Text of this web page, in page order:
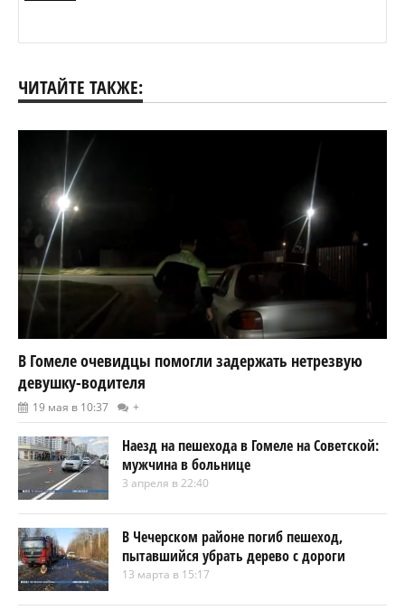
ЧИТАЙТЕ ТАКЖЕ:
В Гомеле очевидцы помогли задержать нетрезвую
девушку-водителя
19 мая в 10:37 +
Наезд на пешехода в Гомеле на Советской:
мужчина в больнице
3 апреля в 22:40
В Чечерском районе погиб пешеход,
пытавшийся убрать дерево с дороги
13 марта в 15:17